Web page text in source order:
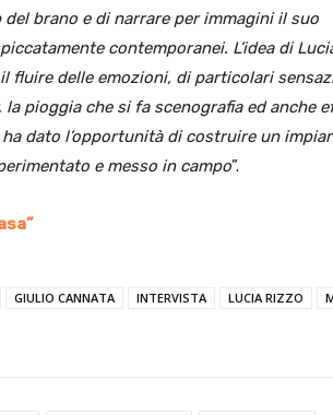
brano e di narrare per immagini il suo
contemporanei. L’idea di
fluire delle emozioni, di particolari
pioggia che si fa scenografia ed anche
dato l’opportunità di costruire un
e messo in campo”.
GIULIO CANNATA INTERVISTA LUCIA RIZZO